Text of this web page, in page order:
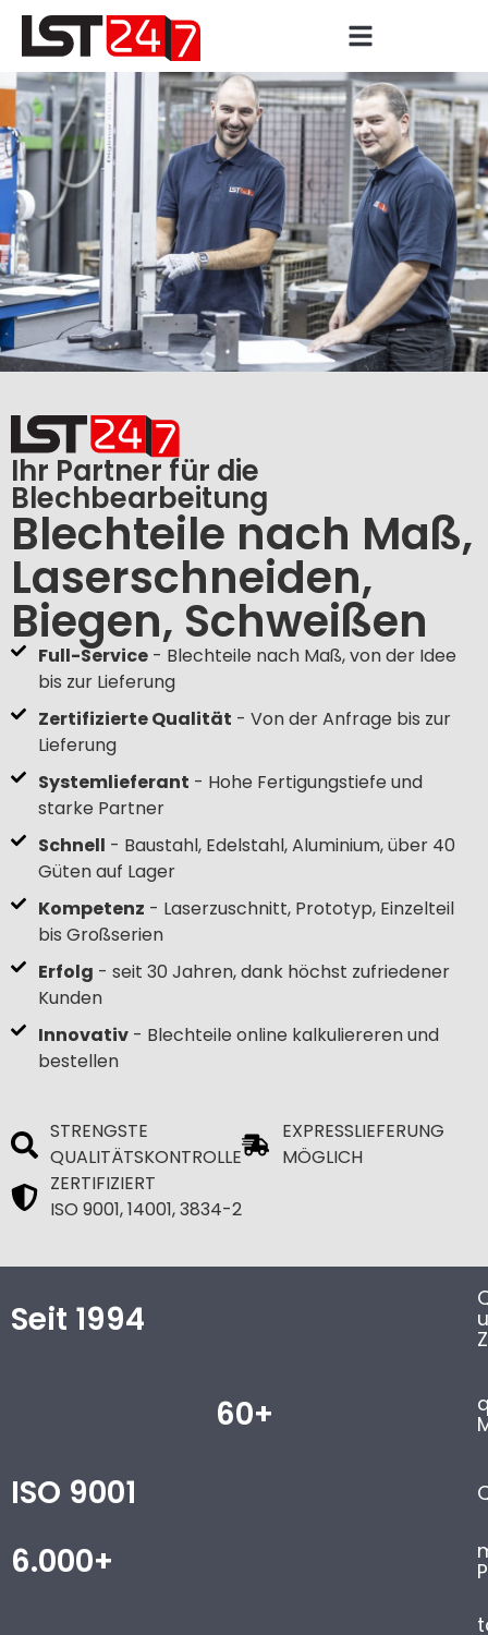
Ihr Partner für die
Blechbearbeitung
Blechteile nach Maß,
Laserschneiden,
Biegen, Schweißen
Full-Service- Blechteile nach Maß, von der Idee
bis zur Lieferung
Zertifizierte Qualität - Von der Anfrage bis zur
Lieferung
Systemlieferant - Hohe Fertigungstiefe und
starke Partner
Schnell - Baustahl, Edelstahl, Aluminium, über 40
Güten auf Lager
Kompetenz - Laserzuschnitt, Prototyp, Einzelteil
bis Großserien
Erfolg - seit 30 Jahren, dank höchst zufriedener
Kunden
Innovativ- Blechteile online kalkuliereren und
bestellen
STRENGSTE
QUALITÄTSKONTROLLE
EXPRESSLIEFERUNG
MÖGLICH
ZERTIFIZIERT
ISO 9001, 14001, 3834-2
Seit 1994
60+
ISO 9001
6.000+